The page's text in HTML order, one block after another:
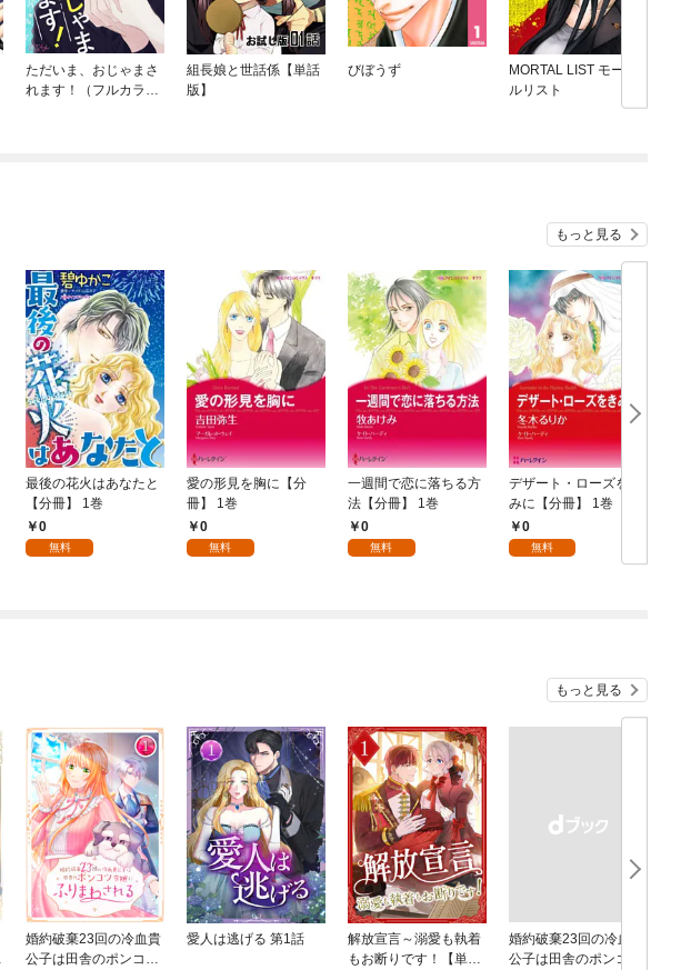
ただいま、おじゃまさ
れます！（フルカラ
組長娘と世話係【単話
版】
びぼうず
MORTAL LIST モータ
ルリスト
もっと見る
最後の花火はあなたと
【分冊】 1巻
0
無料
愛の形見を胸に【分
冊】 1巻
0
無料
一週間で恋に落ちる方
法【分冊】 1巻
0
無料
デザート・ローズをき
みに【分冊】 1巻
0
無料
もっと見る
婚約破棄23回の冷血貴
公子は田舎のポンコツ
愛人は逃げる 第1話
解放宣言～溺愛も執着
もお断りです！【単行
婚約破棄23回の冷血貴
公子は田舎のポンコツ